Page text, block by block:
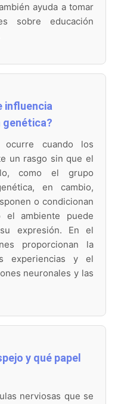
ayuda a tomar
sobre educación
influencia
genética?
ocurre cuando los
un rasgo sin que el
como el grupo
en cambio,
o condicionan
el ambiente puede
expresión. En el
proporcionan la
experiencias y el
neuronales y las
y qué papel
nerviosas que se